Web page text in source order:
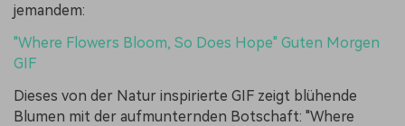
jemandem:
"Where Flowers Bloom, So Does Hope" Guten Morgen
GIF
Dieses von der Natur inspirierte GIF zeigt blühende
Blumen mit der aufmunternden Botschaft: "Where